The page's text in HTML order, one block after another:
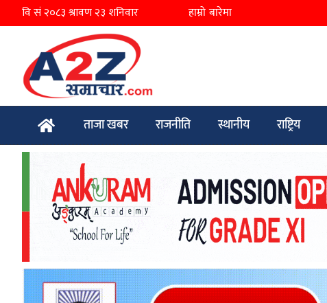
हाम्रो बारेमा
ताजा खबर राजनीति स्थानीय राष्ट्रिय